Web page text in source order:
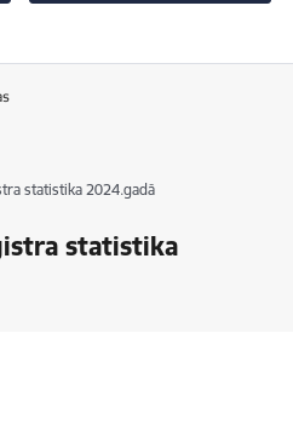
statistika 2024.gadā
statistika